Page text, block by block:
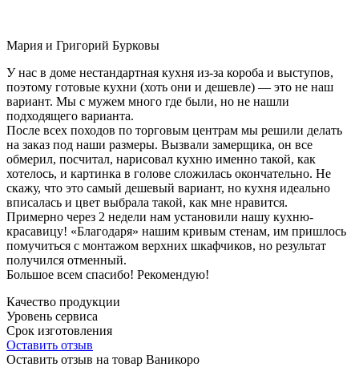
Мария и Григорий Бурковы
У нас в доме нестандартная кухня из-за короба и выступов,
поэтому готовые кухни (хоть они и дешевле) — это не наш
вариант. Мы с мужем много где были, но не нашли
подходящего варианта.
После всех походов по торговым центрам мы решили делать
на заказ под наши размеры. Вызвали замерщика, он все
обмерил, посчитал, нарисовал кухню именно такой, как
хотелось, и картинка в голове сложилась окончательно. Не
скажу, что это самый дешевый вариант, но кухня идеально
вписалась и цвет выбрала такой, как мне нравится.
Примерно через 2 недели нам установили нашу кухню-
красавицу! «Благодаря» нашим кривым стенам, им пришлось
помучиться с монтажом верхних шкафчиков, но результат
получился отменный.
Большое всем спасибо! Рекомендую!
Качество продукции
Уровень сервиса
Срок изготовления
Оставить отзыв
Оставить отзыв на товар Ваникоро